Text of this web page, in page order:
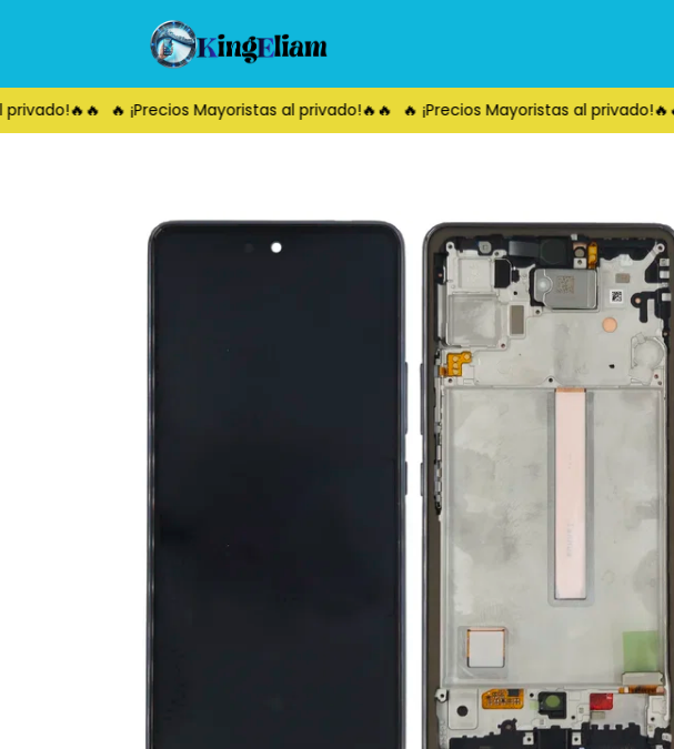
🔥 ¡Precios Mayoristas al privado!🔥🔥 🔥 ¡Precios Mayoristas al privado!🔥🔥